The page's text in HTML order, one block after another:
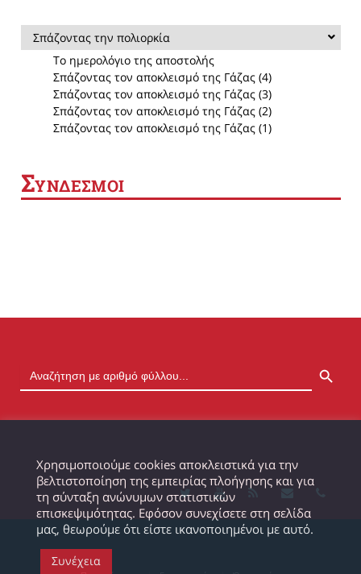
Σπάζοντας την πολιορκία
Το ημερολόγιο της αποστολής
Σπάζοντας τον αποκλεισμό της Γάζας (4)
Σπάζοντας τον αποκλεισμό της Γάζας (3)
Σπάζοντας τον αποκλεισμό της Γάζας (2)
Σπάζοντας τον αποκλεισμό της Γάζας (1)
ΣΥΝΔΕΣΜΟΙ
Χρησιμοποιούμε cookies αποκλειστικά για την
βελτιστοποίηση της εμπειρίας πλοήγησης και για
τη σύνταξη ανώνυμων στατιστικών
επισκεψιμότητας. Εφόσον συνεχίσετε στη σελίδα
μας, θεωρούμε ότι είστε ικανοποιημένοι με αυτό.
Συνέχεια